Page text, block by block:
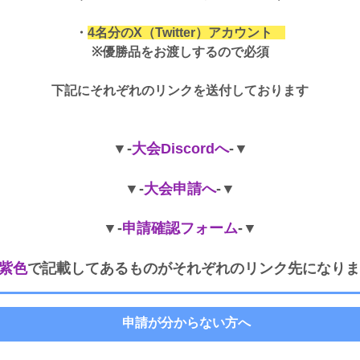
・ 4名分のX（Twitter）アカウント
※優勝品をお渡しするので必須
下記にそれぞれのリンクを送付しております
▼-大会Discordへ-▼
▼-大会申請へ-▼
▼-申請確認フォーム-▼
色で記載してあるものがそれぞれのリンク先になり
申請が分からない方へ